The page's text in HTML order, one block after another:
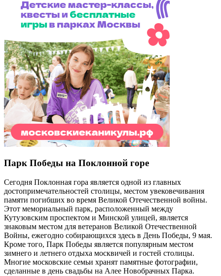
Парк Победы на Поклонной горе
Сегодня Поклонная гора является одной из главных
достопримечательностей столицы, местом увековечивания
памяти погибших во время Великой Отечественной войны.
Этот мемориальный парк, расположенный между
Кутузовским проспектом и Минской улицей, является
знаковым местом для ветеранов Великой Отечественной
Войны, ежегодно собирающихся здесь в День Победы, 9 мая.
Кроме того, Парк Победы является популярным местом
зимнего и летнего отдыха москвичей и гостей столицы.
Многие московские семьи хранят памятные фотографии,
сделанные в день свадьбы на Алее Новобрачных Парка.